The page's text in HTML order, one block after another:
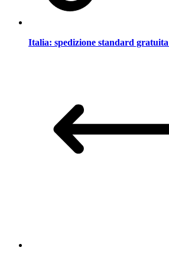
Italia: spedizione standard gratuita